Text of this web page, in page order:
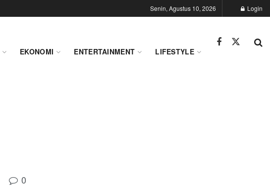
Senin, Agustus 10, 2026 Login
EKONOMI ENTERTAINMENT LIFESTYLE
0